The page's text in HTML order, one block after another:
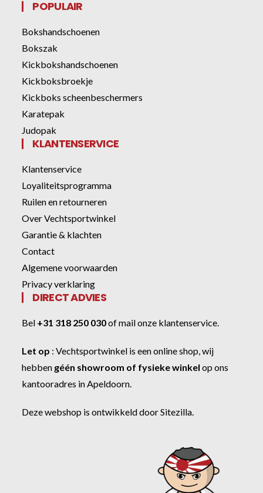
POPULAIR
Bokshandschoenen
Bokszak
Kickbokshandschoenen
Kickboksbroekje
Kickboks scheenbeschermers
Karatepak
Judopak
KLANTENSERVICE
Klantenservice
Loyaliteitsprogramma
Ruilen en retourneren
Over Vechtsportwinkel
Garantie & klachten
Contact
Algemene voorwaarden
Privacy verklaring
DIRECT ADVIES
Bel +31 318 250 030ofmail onze klantenservice.
Let op :Vechtsportwinkel is een online shop, wij
hebben géén showroom of fysieke winkel op ons
kantooradres in Apeldoorn.
Deze webshop is ontwikkeld doorSitezilla.